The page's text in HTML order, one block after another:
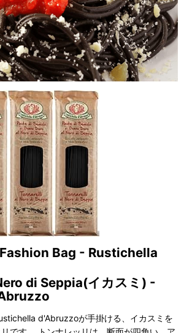
Bag - Rustichella
di Seppia(イカスミ) -
d'Abruzzoが手掛ける、イカスミを